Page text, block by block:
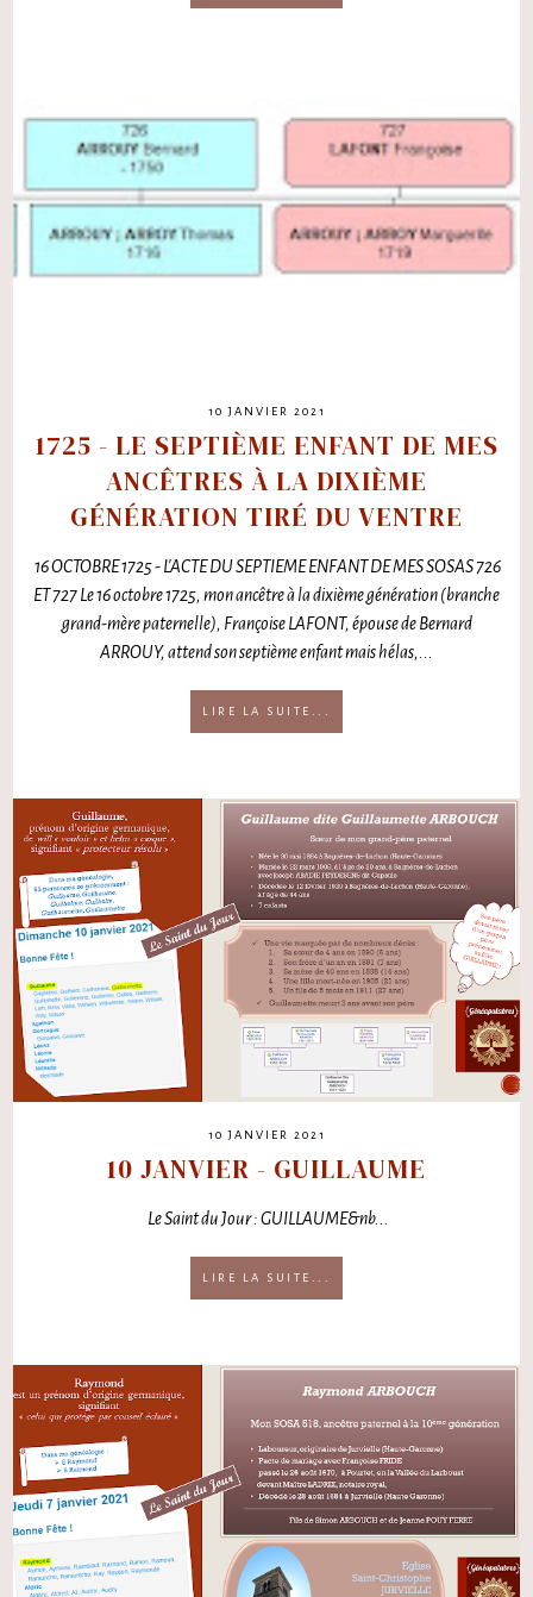
10 JANVIER 2021
1725 - LE SEPTIÈME ENFANT DE MES
ANCÊTRES À LA DIXIÈME
GÉNÉRATION TIRÉ DU VENTRE
16 OCTOBRE 1725 - L'ACTE DU SEPTIEME ENFANT DE MES SOSAS 726
ET 727 Le 16 octobre 1725, mon ancêtre à la dixième génération (branche
grand-mère paternelle), Françoise LAFONT, épouse de Bernard
ARROUY, attend son septième enfant mais hélas,...
LIRE LA SUITE...
10 JANVIER 2021
10 JANVIER - GUILLAUME
Le Saint du Jour : GUILLAUME&nb...
LIRE LA SUITE...